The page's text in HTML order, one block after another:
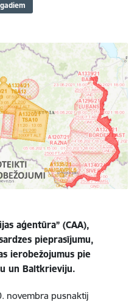
aģentūra” (CAA),
pieprasījumu,
ierobežojumus pie
un Baltkrieviju.
novembra pusnaktij